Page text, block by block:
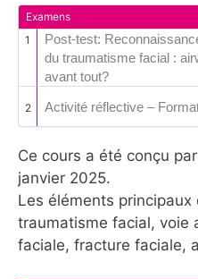
Examens
1
Post-test:
du traumatisme facial :
avant tout?
2 Activité réflective –
Ce cours a été conçu
janvier 2025.
Les éléments
traumatisme facial, voie
faciale, fracture faciale,